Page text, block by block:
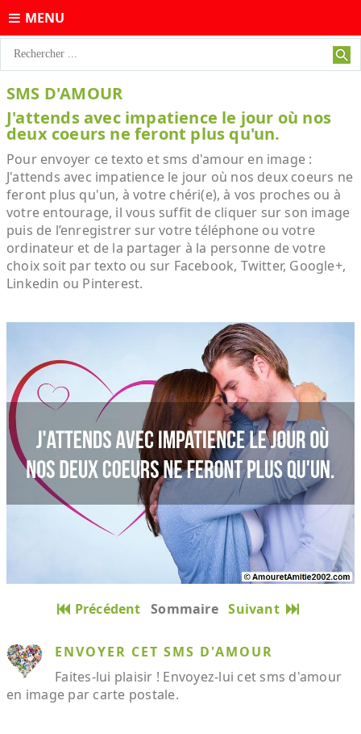
MENU
SMS D'AMOUR
J'attends avec impatience le jour où nos
deux coeurs ne feront plus qu'un.
Pour envoyer ce texto et sms d'amour en image :
J'attends avec impatience le jour où nos deux coeurs ne
feront plus qu'un, à votre chéri(e), à vos proches ou à
votre entourage, il vous suffit de cliquer sur son image
puis de l’enregistrer sur votre téléphone ou votre
ordinateur et de la partager à la personne de votre
choix soit par texto ou sur Facebook, Twitter, Google+,
Linkedin ou Pinterest.
Précédent Sommaire Suivant
ENVOYER CET SMS D'AMOUR
Faites-lui plaisir ! Envoyez-lui cet sms d'amour
en image par carte postale.